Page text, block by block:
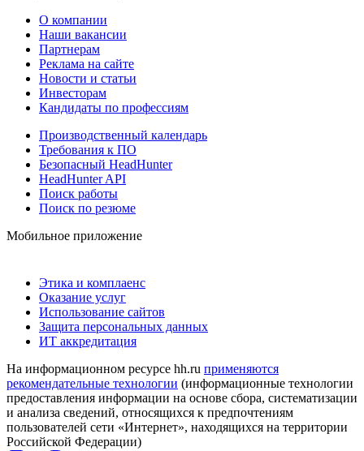
О компании
Наши вакансии
Партнерам
Реклама на сайте
Новости и статьи
Инвесторам
Кандидаты по профессиям
Производственный календарь
Требования к ПО
Безопасный HeadHunter
HeadHunter API
Поиск работы
Поиск по резюме
Мобильное приложение
Этика и комплаенс
Оказание услуг
Использование сайтов
Защита персональных данных
ИТ аккредитация
На информационном ресурсе hh.ru применяются
рекомендательные технологии (информационные технологии
предоставления информации на основе сбора, систематизации
и анализа сведений, относящихся к предпочтениям
пользователей сети «Интернет», находящихся на территории
Российской Федерации)